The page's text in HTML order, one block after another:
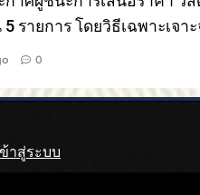
รายการ โดยวิธีเฉพาะเจาะ
0
ข้าสู่ระบบ